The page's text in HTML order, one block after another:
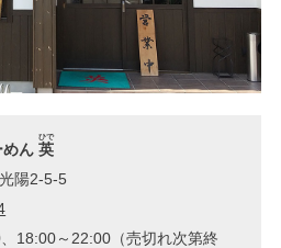
めん英
ひで
陽2-5-5
18:00～22:00（売切れ次第終